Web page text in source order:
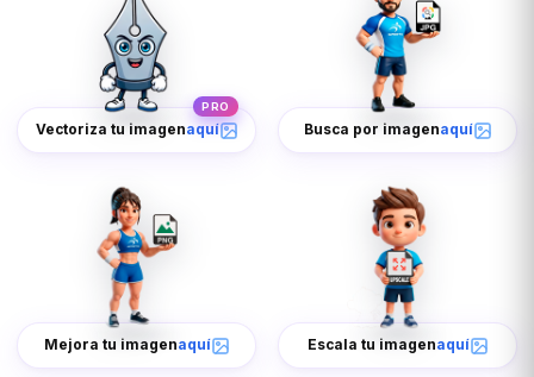
Vectoriza tu imagenaquí
PRO
Busca por imagenaquí
Mejora tu imagenaquí Escala tu imagenaquí